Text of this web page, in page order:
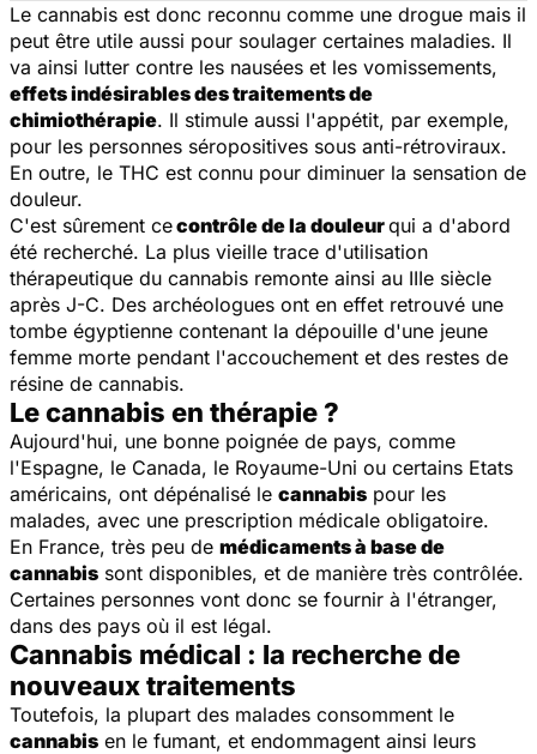
Le cannabis est donc reconnu comme une drogue mais il
peut être utile aussi pour soulager certaines maladies. Il
va ainsi lutter contre les nausées et les vomissements,
effets indésirables des traitements de
chimiothérapie. Il stimule aussi l'appétit, par exemple,
pour les personnes séropositives sous anti-rétroviraux.
En outre, le THC est connu pour diminuer la sensation de
douleur.
C'est sûrement cecontrôle de la douleurqui a d'abord
été recherché. La plus vieille trace d'utilisation
thérapeutique du cannabis remonte ainsi au IIIe siècle
après J-C. Des archéologues ont en effet retrouvé une
tombe égyptienne contenant la dépouille d'une jeune
femme morte pendant l'accouchement et des restes de
résine de cannabis.
Le cannabis en thérapie ?
Aujourd'hui, une bonne poignée de pays, comme
l'Espagne, le Canada, le Royaume-Uni ou certains Etats
américains, ont dépénalisé le cannabis pour les
malades, avec une prescription médicale obligatoire.
En France, très peu de médicaments à base de
cannabis sont disponibles, et de manière très contrôlée.
Certaines personnes vont donc se fournir à l'étranger,
dans des pays où il est légal.
Cannabis médical : la recherche de
nouveaux traitements
Toutefois, la plupart des malades consomment le
cannabis en le fumant, et endommagent ainsi leurs